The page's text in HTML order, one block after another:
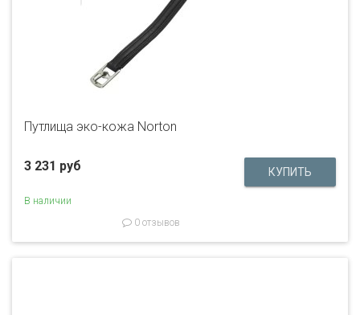
Путлища эко-кожа Norton
3 231 руб
В наличии
0 отзывов